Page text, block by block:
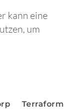
kann eine
um
Terraform